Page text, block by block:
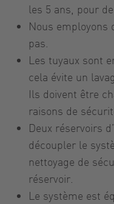
les 5 ans, pour
Nous employons
pas.
Les tuyaux sont
cela évite un
Ils doivent être
raisons de
Deux réservoirs
découpler le
nettoyage de
réservoir.
Le système est